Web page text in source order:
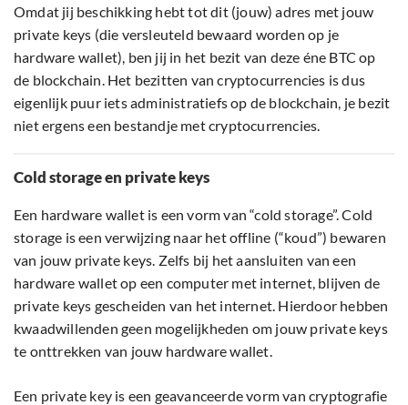
Omdat jij beschikking hebt tot dit (jouw) adres met jouw
private keys (die versleuteld bewaard worden op je
hardware wallet), ben jij in het bezit van deze éne BTC op
de blockchain. Het bezitten van cryptocurrencies is dus
eigenlijk puur iets administratiefs op de blockchain, je bezit
niet ergens een bestandje met cryptocurrencies.
Cold storage en private keys
Een hardware wallet is een vorm van “cold storage”. Cold
storage is een verwijzing naar het offline (“koud”) bewaren
van jouw private keys. Zelfs bij het aansluiten van een
hardware wallet op een computer met internet, blijven de
private keys gescheiden van het internet. Hierdoor hebben
kwaadwillenden geen mogelijkheden om jouw private keys
te onttrekken van jouw hardware wallet.
Een private key is een geavanceerde vorm van cryptografie